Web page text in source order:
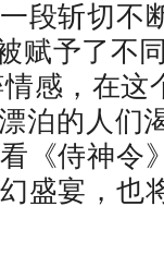
段斩切不
赋予了不
感，在这
泊的人们
《侍神令
盛宴，也